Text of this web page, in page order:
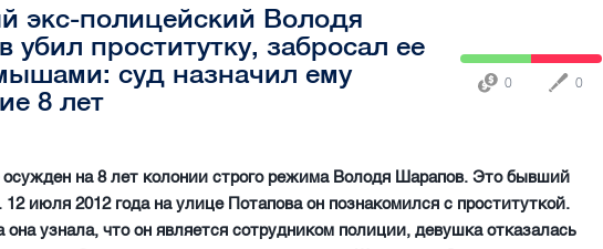
экс-полицейский Володя
убил проститутку, забросал ее
суд назначил ему
8 лет
0 0
осужден на 8 лет колонии строго режима Володя Шарапов. Это бывший
июля 2012 года на улице Потапова он познакомился с проституткой.
она узнала, что он является сотрудником полиции, девушка отказалась